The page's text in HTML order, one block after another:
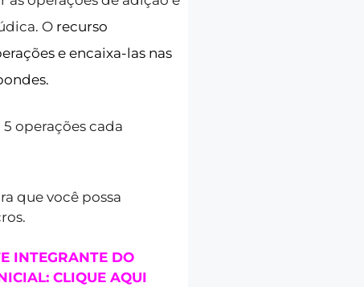
O recurso
e encaixa-las nas
5 operações cada
que você possa
INTEGRANTE DO
CLIQUE AQUI